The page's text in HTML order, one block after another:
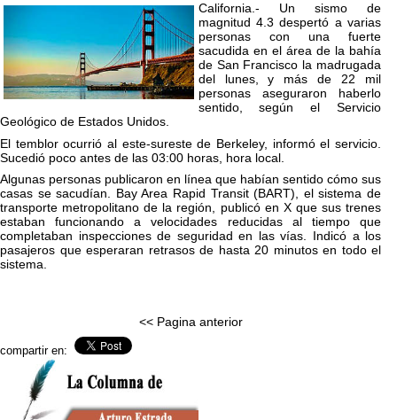
California.- Un sismo de
magnitud 4.3 despertó a varias
personas con una fuerte
sacudida en el área de la bahía
de San Francisco la madrugada
del lunes, y más de 22 mil
personas aseguraron haberlo
sentido, según el Servicio
Geológico de Estados Unidos.
El temblor ocurrió al este-sureste de Berkeley, informó el servicio.
Sucedió poco antes de las 03:00 horas, hora local.
​Algunas personas publicaron en línea que habían sentido cómo sus
casas se sacudían. Bay Area Rapid Transit (BART), el sistema de
transporte metropolitano de la región, publicó en X que sus trenes
estaban funcionando a velocidades reducidas al tiempo que
completaban inspecciones de seguridad en las vías. Indicó a los
pasajeros que esperaran retrasos de hasta 20 minutos en todo el
sistema.
<< Pagina anterior
compartir en: